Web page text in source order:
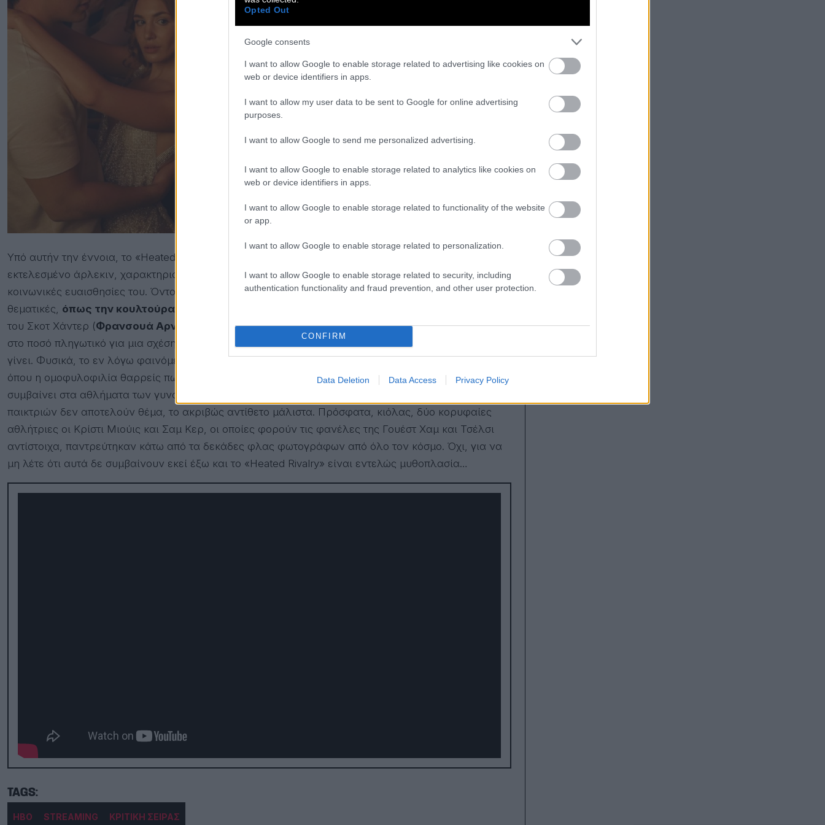
Opted Out
Google consents
I want to allow Google to enable storage related to advertising like cookies on
web or device identifiers in apps.
I want to allow my user data to be sent to Google for online advertising
purposes.
I want to allow Google to send me personalized advertising.
I want to allow Google to enable storage related to analytics like cookies on
web or device identifiers in apps.
I want to allow Google to enable storage related to functionality of the website
or app.
I want to allow Google to enable storage related to personalization.
I want to allow Google to enable storage related to security, including
authentication functionality and fraud prevention, and other user protection.
CONFIRM
Data Deletion Data Access Privacy Policy
Υπό αυτήν την έννοια, το «Heated Rivalry» επιτελεί το ρόλο του ως ένα απενοχοποιημένο και άψογα
εκτελεσμένο άρλεκιν, χαρακτηρισμό που δεν αποδίδουμε ειρωνικά, δίχως να απορρίπτει τις
κοινωνικές ευαισθησίες του. Όντας ένα γκέι αθλητικό δράμα, φροντίζει να εμβαθύνει σε κρίσιμες
θεματικές, όπως την κουλτούρα της σιωπής μεταξύ των επαγγελματιών αθλητών
του Σκοτ Χάντερ (Φρανσουά Αρνό
) εμβαθύνει σε αυτήν ακριβώς την προβληματική, όπως επίσης
στο ποσό πληγωτικό για μια σχέση είναι το μη coming out, αλλά και το ρίσκο -που ακόμα υπάρχει- αν
γίνει. Φυσικά, το εν λόγω φαινόμενο δυστυχώς καλά κρατεί στα σπορ, ειδικά σε εκείνα των ανδρών
όπου η ομοφυλοφιλία θαρρείς πως δεν υπάρχει στα αποδυτήρια. Το ακριβώς αντίθετο, δηλαδή, που
συμβαίνει στα αθλήματα των γυναικών, όπως στο ποδόσφαιρο όπου οι σεξουαλικές προτιμήσεις των
παικτριών δεν αποτελούν θέμα, το ακριβώς αντίθετο μάλιστα. Πρόσφατα, κιόλας, δύο κορυφαίες
αθλήτριες οι Κρίστι Μιούις και Σαμ Κερ, οι οποίες φορούν τις φανέλες της Γουέστ Χαμ και Τσέλσι
αντίστοιχα, παντρεύτηκαν κάτω από τα δεκάδες φλας φωτογράφων από όλο τον κόσμο. Όχι, για να
μη λέτε ότι αυτά δε συμβαίνουν εκεί έξω και το «Heated Rivalry» είναι εντελώς μυθοπλασία…
HBO STREAMING ΚΡΙΤΙΚΗ ΣΕΙΡΑΣ